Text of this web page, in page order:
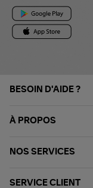
BESOIN D'AIDE ?
À PROPOS
NOS SERVICES
SERVICE CLIENT